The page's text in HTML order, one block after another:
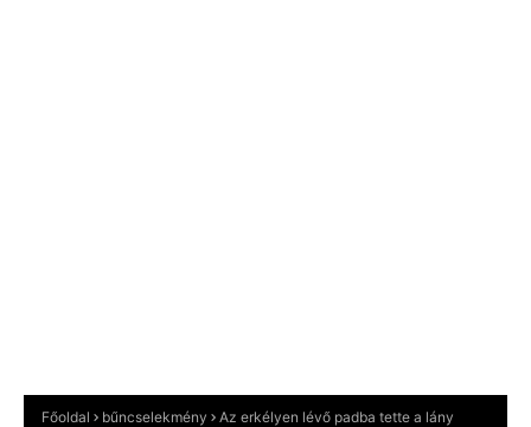
Főoldal bűncselekmény
Az erkélyen lévő padba tette a lány